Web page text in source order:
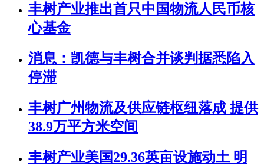
丰树产业推出首只中国物流人民币核
心基金
消息：凯德与丰树合并谈判据悉陷入
停滞
丰树广州物流及供应链枢纽落成 提供
38.9万平方米空间
丰树产业美国29.36英亩设施动土 明